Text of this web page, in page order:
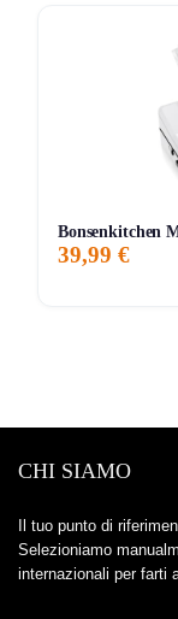
Bonsenkitchen
39,99 €
CHI SIAMO
Il tuo punto di
Selezioniamo
internazionali per farti